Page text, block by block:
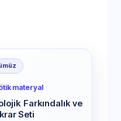
materyal
Farkındalık ve
Seti